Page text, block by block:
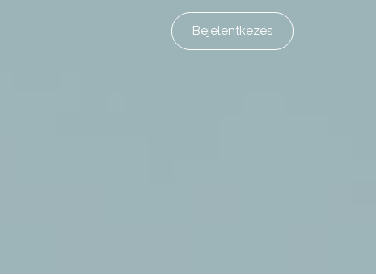
Bejelentkezés